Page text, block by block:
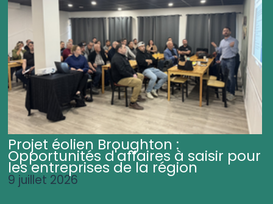
Projet éolien Broughton :
Opportunités d'affaires à saisir pour
les entreprises de la région
9 juillet 2026